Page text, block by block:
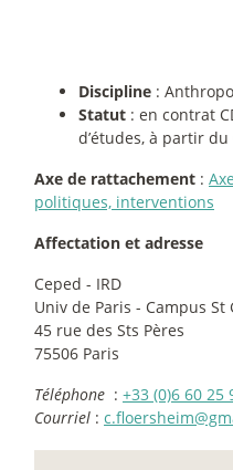
Discipline :
Statut : en contrat
d’études, à partir du
Axe de rattachement :
politiques, interventions
Affectation et adresse
Ceped - IRD
Univ de Paris - Campus St
45 rue des Sts Pères
75506 Paris
Téléphone : +33 (0)6 60 25
Courriel :